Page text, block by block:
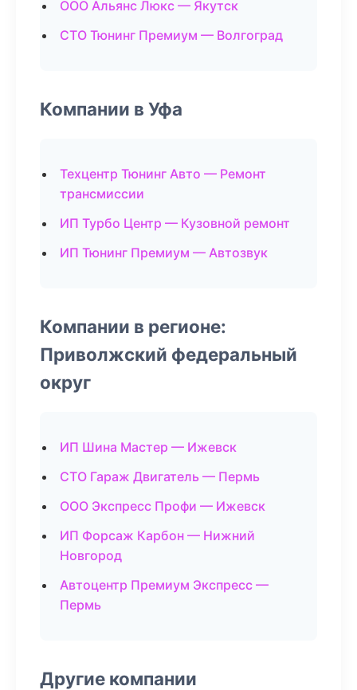
ООО Альянс Люкс — Якутск
СТО Тюнинг Премиум — Волгоград
Компании в Уфа
Техцентр Тюнинг Авто — Ремонт
трансмиссии
ИП Турбо Центр — Кузовной ремонт
ИП Тюнинг Премиум — Автозвук
Компании в регионе:
Приволжский федеральный
округ
ИП Шина Мастер — Ижевск
СТО Гараж Двигатель — Пермь
ООО Экспресс Профи — Ижевск
ИП Форсаж Карбон — Нижний
Новгород
Автоцентр Премиум Экспресс —
Пермь
Другие компании